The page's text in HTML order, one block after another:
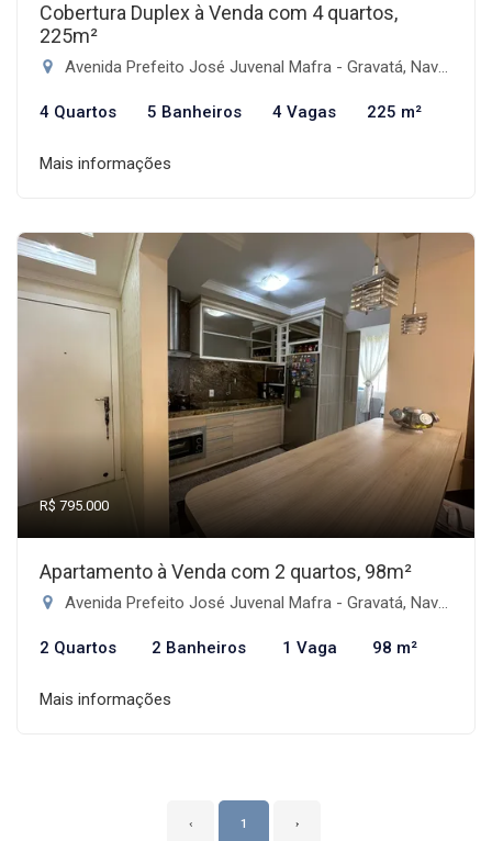
Cobertura Duplex à Venda com 4 quartos,
225m²
Avenida Prefeito José Juvenal Mafra - Gravatá, Navegantes-SC
4 Quartos 5 Banheiros 4 Vagas 225 m²
Mais informações
R$ 795.000
Apartamento à Venda com 2 quartos, 98m²
Avenida Prefeito José Juvenal Mafra - Gravatá, Navegantes-SC
2 Quartos 2 Banheiros 1 Vaga 98 m²
Mais informações
‹ 1 ›